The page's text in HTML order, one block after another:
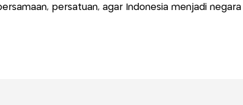
persatuan, agar Indonesia menjadi negara